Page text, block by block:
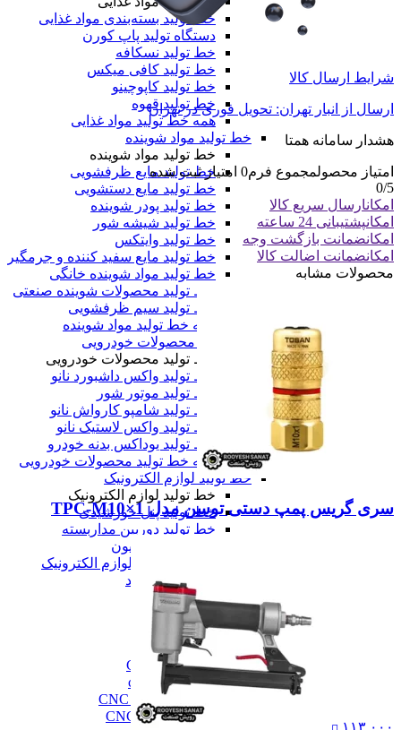
خط تولید بسته‌بندی مواد غذایی
دستگاه تولید پاپ کورن
خط تولید نسکافه
خط تولید کافی میکس
خط تولید کاپوچینو
خط تولید قهوه
همه خط تولید مواد غذایی
خط تولید مواد شوینده
خط تولید مواد شوینده
خط تولید مایع ظرفشویی
خط تولید مایع دستشویی
خط تولید پودر شوینده
خط تولید شیشه شور
خط تولید وایتکس
خط تولید مایع سفید کننده و جرمگیر
خط تولید مواد شوینده خانگی
خط تولید محصولات شوینده صنعتی
خط تولید سیم ظرفشویی
همه خط تولید مواد شوینده
خط تولید محصولات خودرویی
خط تولید محصولات خودرویی
خط تولید واکس داشبورد نانو
خط تولید موتور شور
خط تولید شامپو کارواش نانو
خط تولید واکس لاستیک نانو
خط تولید یوداکس بدنه خودرو
همه خط تولید محصولات خودرویی
خط تولید لوازم الکترونیک
خط تولید لوازم الکترونیک
خط تولید پنل خورشیدی
خط تولید دوربین مداربسته
خط تولید تلویزیون
همه خط تولید لوازم الکترونیک
همه دستگاه های تولید
ماشین آلات صنعتی
ماشین آلات صنعتی
فرز cnc
فرز cnc
فرز افقی CNC
فرز بورینگ cnc
فرز دروازه ای CNC
فرز دنده زنی CNC
شرایط ارسال کالا
ارسال از انبار تهران: تحویل فوری در تهران
هشدار سامانه همتا
امتیاز محصولمجموع فرم0 امتیاز ثبت شده
0/5
امکانارسال سریع کالا
امکانپشتیبانی 24 ساعته
امکانضمانت بازگشت وجه
امکانضمانت اضالت کالا
محصولات مشابه
سری گریس پمپ دستی توسن مدل TPC-M10×1